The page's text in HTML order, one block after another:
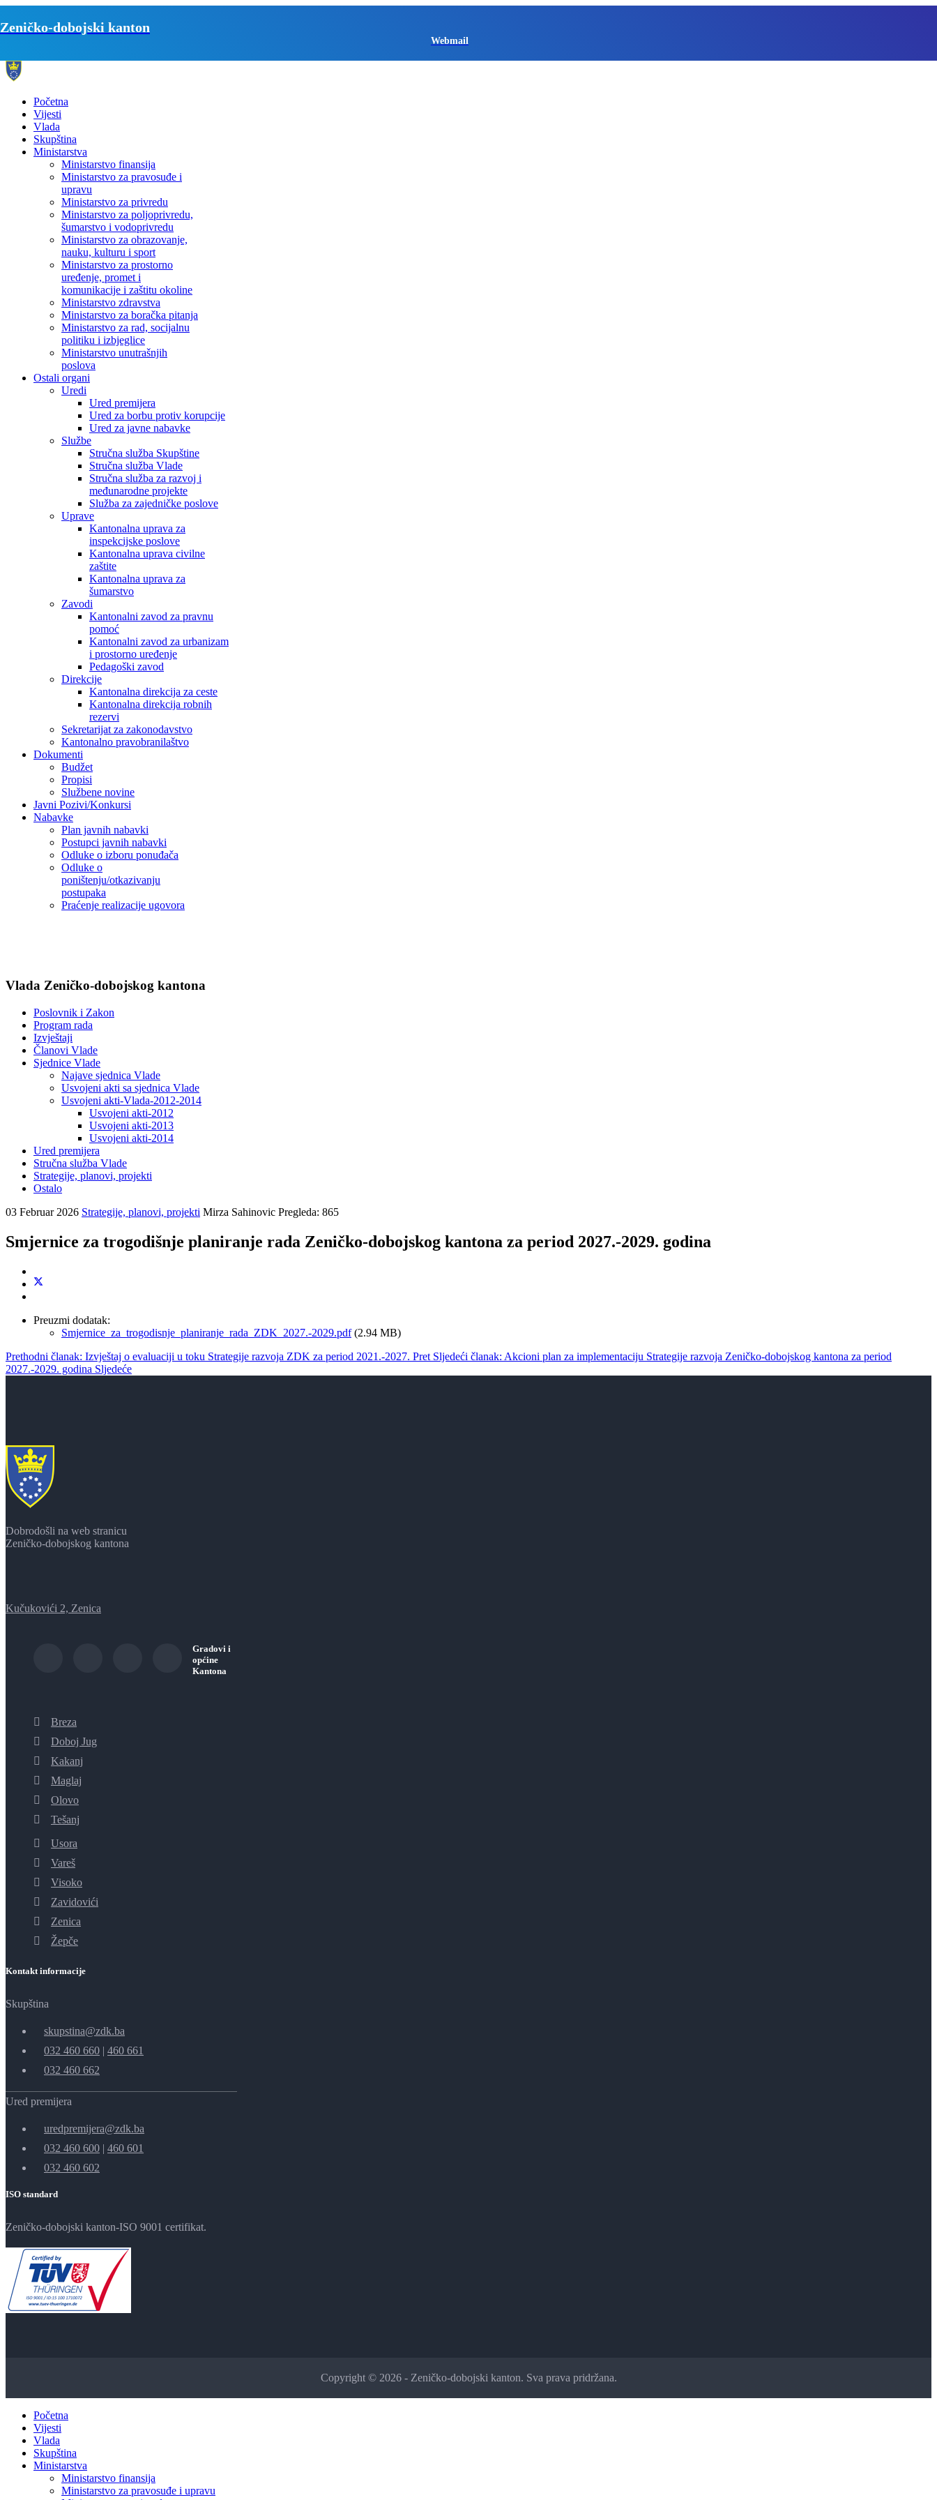
Zeničko-dobojski kanton
Webmail
Početna
Vijesti
Vlada
Skupština
Ministarstva
Ministarstvo finansija
Ministarstvo za pravosuđe i
upravu
Ministarstvo za privredu
Ministarstvo za poljoprivredu,
šumarstvo i vodoprivredu
Ministarstvo za obrazovanje,
nauku, kulturu i sport
Ministarstvo za prostorno
uređenje, promet i
komunikacije i zaštitu okoline
Ministarstvo zdravstva
Ministarstvo za boračka pitanja
Ministarstvo za rad, socijalnu
politiku i izbjeglice
Ministarstvo unutrašnjih
poslova
Ostali organi
Uredi
Ured premijera
Ured za borbu protiv korupcije
Ured za javne nabavke
Službe
Stručna služba Skupštine
Stručna služba Vlade
Stručna služba za razvoj i
međunarodne projekte
Služba za zajedničke poslove
Uprave
Kantonalna uprava za
inspekcijske poslove
Kantonalna uprava civilne
zaštite
Kantonalna uprava za
šumarstvo
Zavodi
Kantonalni zavod za pravnu
pomoć
Kantonalni zavod za urbanizam
i prostorno uređenje
Pedagoški zavod
Direkcije
Kantonalna direkcija za ceste
Kantonalna direkcija robnih
rezervi
Sekretarijat za zakonodavstvo
Kantonalno pravobranilaštvo
Dokumenti
Budžet
Propisi
Službene novine
Javni Pozivi/Konkursi
Nabavke
Plan javnih nabavki
Postupci javnih nabavki
Odluke o izboru ponuđača
Odluke o
poništenju/otkazivanju
postupaka
Praćenje realizacije ugovora
Vlada Zeničko-dobojskog kantona
Poslovnik i Zakon
Program rada
Izvještaji
Članovi Vlade
Sjednice Vlade
Najave sjednica Vlade
Usvojeni akti sa sjednica Vlade
Usvojeni akti-Vlada-2012-2014
Usvojeni akti-2012
Usvojeni akti-2013
Usvojeni akti-2014
Ured premijera
Stručna služba Vlade
Strategije, planovi, projekti
Ostalo
03 Februar 2026 Strategije, planovi, projekti Mirza Sahinovic Pregleda: 865
Smjernice za trogodišnje planiranje rada Zeničko-dobojskog kantona za period 2027.-2029. godina
Preuzmi dodatak:
Smjernice_za_trogodisnje_planiranje_rada_ZDK_2027.-2029.pdf(2.94 MB)
Prethodni članak: Izvještaj o evaluaciji u toku Strategije razvoja ZDK za period 2021.-2027. Pret Sljedeći članak: Akcioni plan za implementaciju Strategije razvoja Zeničko-dobojskog kantona za period
2027.-2029. godina Sljedeće
Dobrodošli na web stranicu
Zeničko-dobojskog kantona
Kučukovići 2, Zenica
Gradovi i
općine
Kantona
Breza
Doboj Jug
Kakanj
Maglaj
Olovo
Tešanj
Usora
Vareš
Visoko
Zavidovići
Zenica
Žepče
Kontakt informacije
Skupština
skupstina@zdk.ba
032 460 660 | 460 661
032 460 662
Ured premijera
uredpremijera@zdk.ba
032 460 600 | 460 601
032 460 602
ISO standard
Zeničko-dobojski kanton-ISO 9001 certifikat.
Copyright © 2026 - Zeničko-dobojski kanton. Sva prava pridržana.
Početna
Vijesti
Vlada
Skupština
Ministarstva
Ministarstvo finansija
Ministarstvo za pravosuđe i upravu